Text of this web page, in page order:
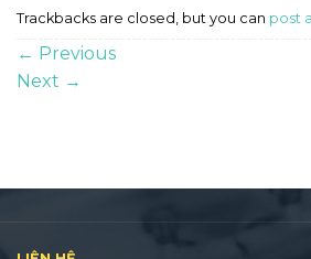
Trackbacks are closed, but you can post
← Previous
Next →